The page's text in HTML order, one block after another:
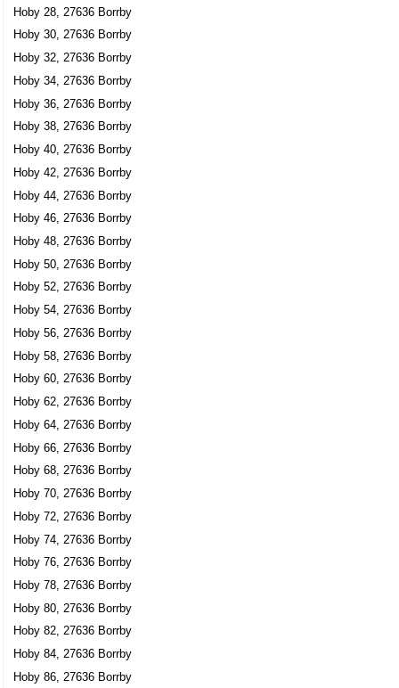
0414-30665
Hoby 2314, 27636 Borrby
Adventura Syd AB
Cecilia Elisabeth Henrikson
BG Företagskonsult
Britt Viola Gustafsson
08-7021345
Hoby 268, 27636 Borrby
Kungsholms Ekonomitjänst AB
Britt Viola Gustafsson
08-7021345
Hoby 268, 27636 Borrby
Pernillas Dam & Herrfrisering
Marie Pernilla Bengtsson
0414-14415
Save Your Darlings
Mona Camilla Gloria Larsson
Säker Matglädje
Hoby 429, 27636 Borrby
Hylinia AB
Gösta David Gunnar Sjöholm
073-3106931
Hoby 617, 27636 Borrby
Njut Livet med Kristin Einarsson Lundgren
Monica B Kristin Einarsson Lundgren
Hoby 28, 27636 Borrby
Hoby 30, 27636 Borrby
Hoby 32, 27636 Borrby
Hoby 34, 27636 Borrby
Hoby 36, 27636 Borrby
Hoby 38, 27636 Borrby
Hoby 40, 27636 Borrby
Hoby 42, 27636 Borrby
Hoby 44, 27636 Borrby
Hoby 46, 27636 Borrby
Hoby 48, 27636 Borrby
Hoby 50, 27636 Borrby
Hoby 52, 27636 Borrby
Hoby 54, 27636 Borrby
Hoby 56, 27636 Borrby
Hoby 58, 27636 Borrby
Hoby 60, 27636 Borrby
Hoby 62, 27636 Borrby
Hoby 64, 27636 Borrby
Hoby 66, 27636 Borrby
Hoby 68, 27636 Borrby
Hoby 70, 27636 Borrby
Hoby 72, 27636 Borrby
Hoby 74, 27636 Borrby
Hoby 76, 27636 Borrby
Hoby 78, 27636 Borrby
Hoby 80, 27636 Borrby
Hoby 82, 27636 Borrby
Hoby 84, 27636 Borrby
Hoby 86, 27636 Borrby